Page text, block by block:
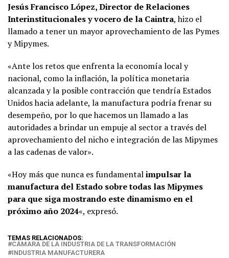
Jesús Francisco López, Director de Relaciones
Interinstitucionales y vocero de la Caintra, hizo el
llamado a tener un mayor aprovechamiento de las Pymes
y Mipymes.
«Ante los retos que enfrenta la economía local y
nacional, como la inflación, la política monetaria
alcanzada y la posible contracción que tendría Estados
Unidos hacia adelante, la manufactura podría frenar su
desempeño, por lo que hacemos un llamado a las
autoridades a brindar un empuje al sector a través del
aprovechamiento del nicho e integración de las Mipymes
a las cadenas de valor».
«Hoy más que nunca es fundamentalimpulsar la
manufactura del Estado sobre todas las Mipymes
para que siga mostrando este dinamismo en el
próximo año 2024«, expresó.
TEMAS RELACIONADOS:
CÁMARA DE LA INDUSTRIA DE LA TRANSFORMACIÓN
INDUSTRIA MANUFACTURERA